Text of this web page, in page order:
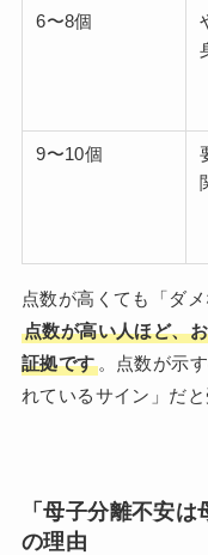
6〜8個
9〜10個
点数が高くても「ダ
点数が高い人ほど、
証拠です。点数が示
れているサイン」だ
「母子分離不安
の理由